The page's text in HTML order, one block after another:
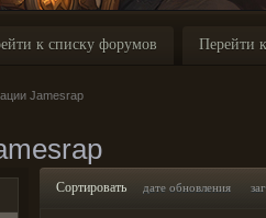
к списку форумов Перейти
Jamesrap
Сортировать дате обновления